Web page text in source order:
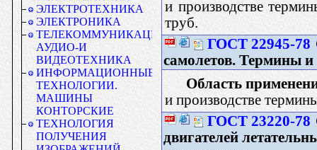
ЭЛЕКТРОТЕХНИКА
ЭЛЕКТРОНИКА
ТЕЛЕКОММУНИКАЦИИ.
АУДИО-И
ВИДЕОТЕХНИКА
ИНФОРМАЦИОННЫЕ
ТЕХНОЛОГИИ.
МАШИНЫ
КОНТОРСКИЕ
ТЕХНОЛОГИЯ
ПОЛУЧЕНИЯ
и производстве
труб.
ГОСТ 22945-78
самолетов. Термины и
Область
и производстве
ГОСТ 23220-78
двигателей